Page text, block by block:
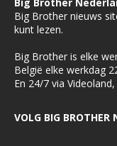
Big Brother
Big Brother nieuws
kunt lezen.
Big Brother is elke
België elke werkdag
En 24/7 via
VOLG BIG BROTHER